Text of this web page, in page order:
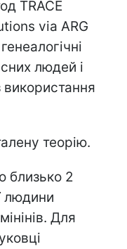
TRACE
via ARG
людей і
використання
теорію.
близько 2
людини
Для